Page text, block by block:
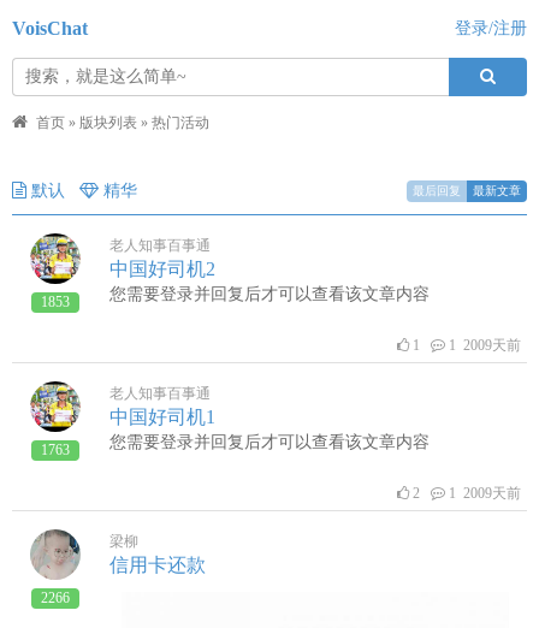
VoisChat 登录/注册
首页 » 版块列表 » 热门活动
默认 精华 最后回复 最新文章
1853
老人知事百事通
中国好司机2
您需要登录并回复后才可以查看该文章内容
1 1 2009天前
1763
老人知事百事通
中国好司机1
您需要登录并回复后才可以查看该文章内容
2 1 2009天前
2266
梁柳
信用卡还款